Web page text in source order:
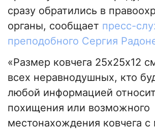
сразу обратились в
органы, сообщает пресс-
преподобного Сергия
«Размер ковчега 25х25х12
всех неравнодушных, кто
любой информацией
похищения или возможного
местонахождения ковчега